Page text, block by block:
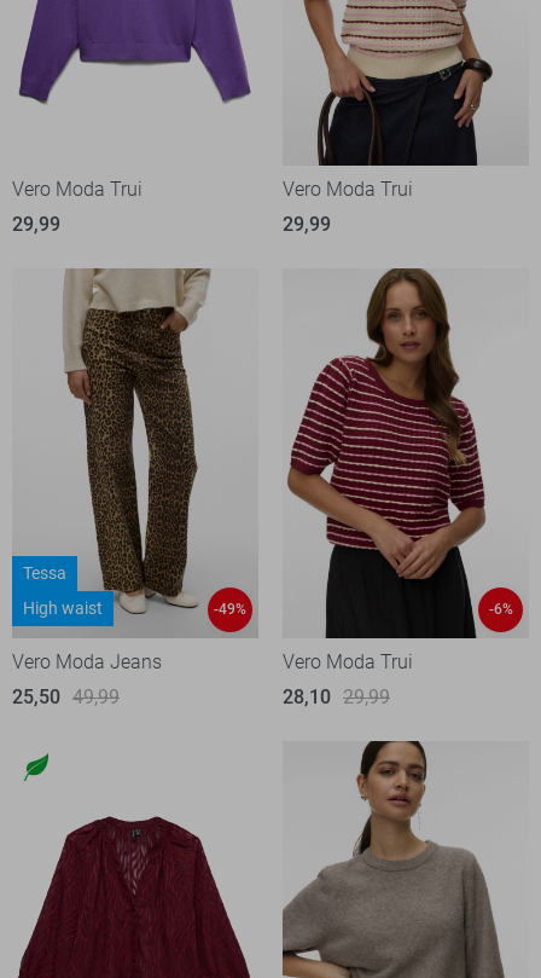
Vero Moda Trui
29,99
Vero Moda Trui
29,99
Tessa
High waist
-49%
Vero Moda Jeans
25,50 49,99
-6%
Vero Moda Trui
28,10 29,99